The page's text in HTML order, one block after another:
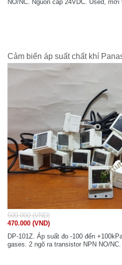
NO/NC. Nguồn cấp 24VDC. Used, mới
Cảm biến áp suất chất khí
500.000 (VND)
470.000 (VND)
DP-101Z. Áp suất đo -100 đến
gases. 2 ngõ ra transistor NPN NO/